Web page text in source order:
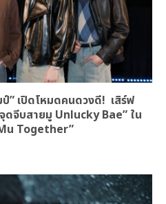
” เปิดโหมดคนดวงดี! เสิร์ฟ
ดจีบสายมู Unlucky Bae” ใน
Together”